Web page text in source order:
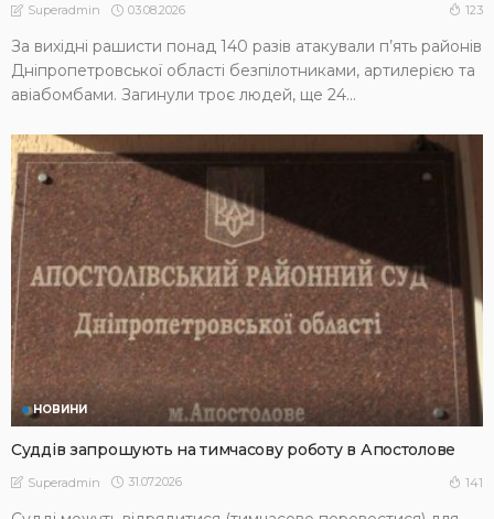
Superadmin 03.08.2026 123
За вихідні рашисти понад 140 разів атакували п’ять районів
Дніпропетровської області безпілотниками, артилерією та
авіабомбами. Загинули троє людей, ще 24...
НОВИНИ
Суддів запрошують на тимчасову роботу в Апостолове
Superadmin 31.07.2026 141